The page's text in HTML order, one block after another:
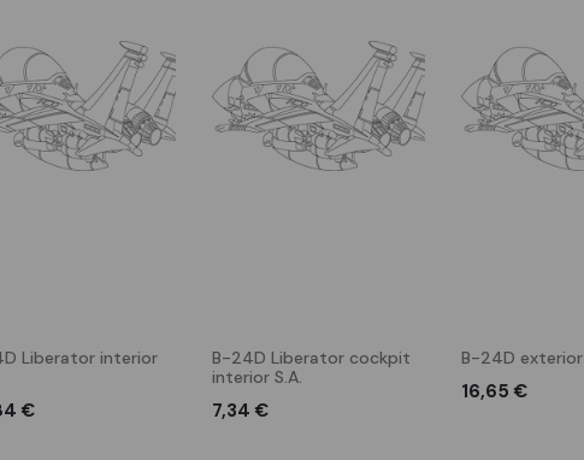
Liberator interior
€
B-24D Liberator cockpit
interior S.A.
7,34 €
B-24D exterior
16,65 €